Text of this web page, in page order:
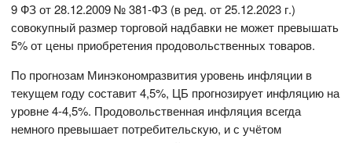
9 ФЗ от 28.12.2009 № 381-ФЗ (в ред. от 25.12.2023 г.)
совокупный размер торговой надбавки не может превышать
5% от цены приобретения продовольственных товаров.
По прогнозам Минэкономразвития уровень инфляции в
текущем году составит 4,5%, ЦБ прогнозирует инфляцию на
уровне 4-4,5%. Продовольственная инфляция всегда
немного превышает потребительскую, и с учётом